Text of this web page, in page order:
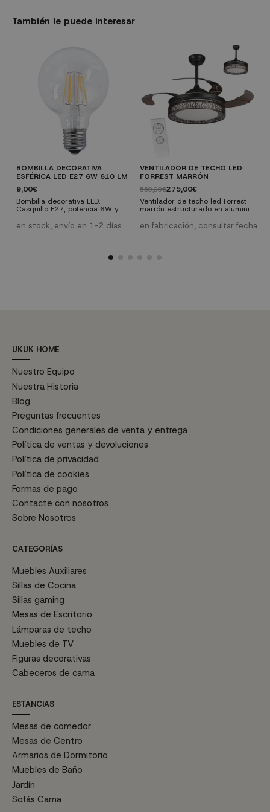
También le puede interesar
BOMBILLA DECORATIVA
ESFÉRICA LED E27 6W 610 LM
9,00€
Bombilla decorativa LED.
Casquillo E27, potencia 6W y
2300K que nos proporcionará
una luz cálida y una vida útil de
en stock, envío en 1-2 días
VENTILADOR DE TECHO LED
FORREST MARRÓN
550,00€275,00€
Ventilador de techo led Forrest
marrón estructurado en aluminio
frabricadas en PVC marrón
ahumado, bombilla de led de
en fabricación, consultar fecha
UKUK HOME
Nuestro Equipo
Nuestra Historia
Blog
Preguntas frecuentes
Condiciones generales de venta y entrega
Política de ventas y devoluciones
Política de privacidad
Política de cookies
Formas de pago
Contacte con nosotros
Sobre Nosotros
CATEGORÍAS
Muebles Auxiliares
Sillas de Cocina
Sillas gaming
Mesas de Escritorio
Lámparas de techo
Muebles de TV
Figuras decorativas
Cabeceros de cama
ESTANCIAS
Mesas de comedor
Mesas de Centro
Armarios de Dormitorio
Muebles de Baño
Jardín
Sofás Cama